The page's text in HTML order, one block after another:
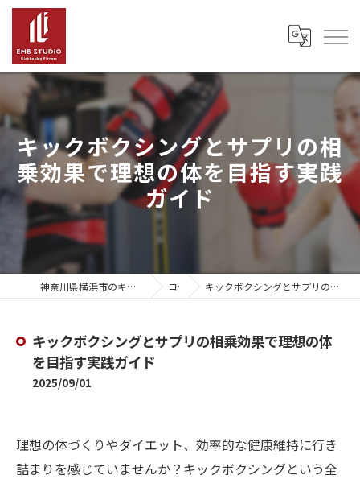
キックボクシングとサプリの相
乗効果で理想の体を目指す実践
ガイド
神奈川県横浜市のキックボクシングならEMB Studio コラム キックボクシングとサプリの相乗効果で理想の体を目指す実践ガイド
キックボクシングとサプリの相乗効果で理想の体
を目指す実践ガイド
2025/09/01
理想の体づくりやダイエット、効率的な健康維持に行き
詰まりを感じていませんか？キックボクシングという全